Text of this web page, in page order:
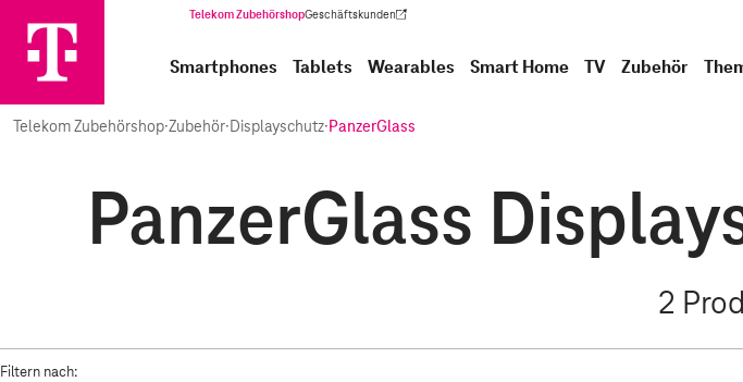
Telekom ZubehörshopGeschäftskunden
(Wird in einem neuen Tab geöffnet)
Smartphones Tablets Wearables Smart Home TV Zubehör
Telekom Zubehörshop·Zubehör·Displayschutz·PanzerGlass
PanzerGlass
2
Filtern nach: